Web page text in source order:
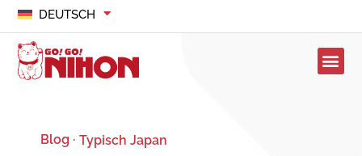
DEUTSCH
Blog · Typisch Japan